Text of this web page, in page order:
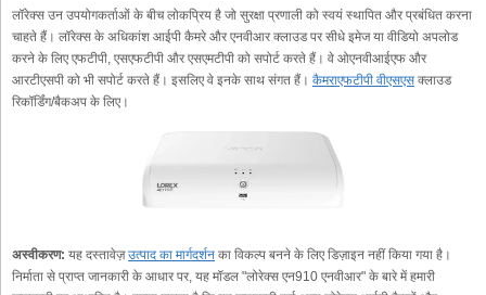
लॉरेक्स उन उपयोगकर्ताओं के बीच लोकप्रिय है जो सुरक्षा प्रणाली को स्वयं स्थापित और प्रबंधित करना
चाहते हैं। लॉरेक्स के अधिकांश आईपी कैमरे और एनवीआर क्लाउड पर सीधे इमेज या वीडियो अपलोड
करने के लिए एफटीपी, एसएफटीपी और एसएमटीपी को सपोर्ट करते हैं। वे ओएनवीआईएफ और
आरटीएसपी को भी सपोर्ट करते हैं। इसलिए वे इनके साथ संगत हैं। कैमराएफटीपी वीएसएस क्लाउड
रिकॉर्डिंग/बैकअप के लिए।
अस्वीकरण: यह दस्तावेज़उत्पाद का मार्गदर्शन का विकल्प बनने के लिए डिज़ाइन नहीं किया गया है।
निर्माता से प्राप्त जानकारी के आधार पर, यह मॉडल "लोरेक्स एन910 एनवीआर" के बारे में हमारी